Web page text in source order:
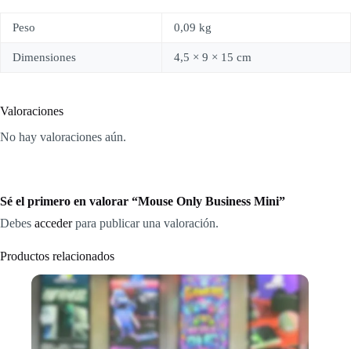
Peso 0,09 kg
Dimensiones 4,5 × 9 × 15 cm
Valoraciones
No hay valoraciones aún.
Sé el primero en valorar “Mouse Only Business Mini”
Debes accederpara publicar una valoración.
Productos relacionados